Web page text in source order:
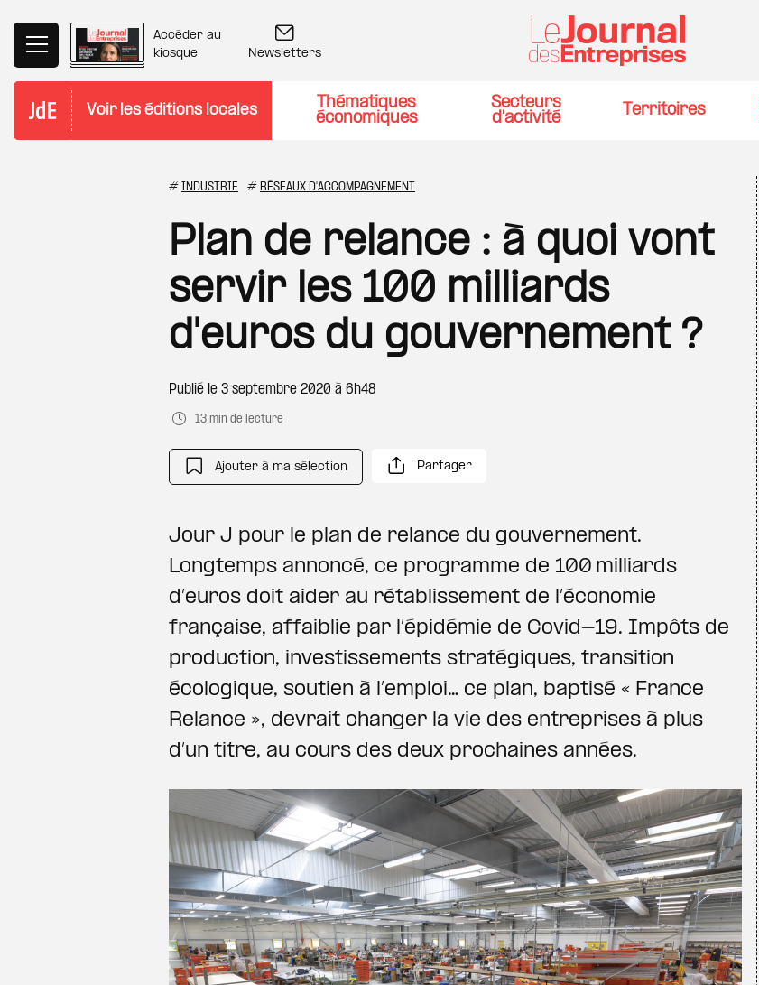
Accéder au
kiosque
Newsletters
Voir les éditions locales
Thématiques
économiques
Secteurs
d'activité
Territoires
# INDUSTRIE # RÉSEAUX D'ACCOMPAGNEMENT
Plan de relance : à quoi vont
servir les 100 milliards
d'euros du gouvernement ?
Publié le 3 septembre 2020 à 6h48
13 min de lecture
Ajouter à ma sélection Partager
Jour J pour le plan de relance du gouvernement.
Longtemps annoncé, ce programme de 100 milliards
d’euros doit aider au rétablissement de l’économie
française, affaiblie par l’épidémie de Covid-19. Impôts de
production, investissements stratégiques, transition
écologique, soutien à l’emploi… ce plan, baptisé « France
Relance », devrait changer la vie des entreprises à plus
d’un titre, au cours des deux prochaines années.